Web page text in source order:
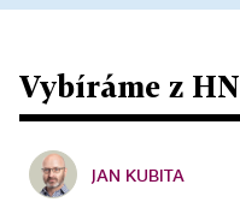
Vybíráme z HN
JAN KUBITA